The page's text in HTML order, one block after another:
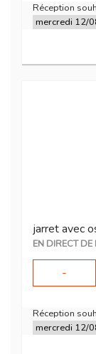
Réception
jarret avec
EN DIRECT
-
Réception